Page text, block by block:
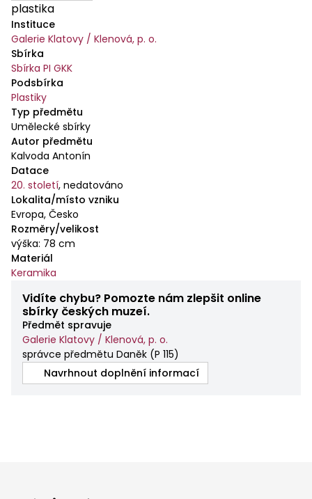
plastika
Instituce
Galerie Klatovy / Klenová, p. o.
Sbírka
Sbírka PI GKK
Podsbírka
Plastiky
Typ předmětu
Umělecké sbírky
Autor předmětu
Kalvoda Antonín
Datace
20. století, nedatováno
Lokalita/místo vzniku
Evropa, Česko
Rozměry/velikost
výška: 78 cm
Materiál
Keramika
Vidíte chybu? Pomozte nám zlepšit online
sbírky českých muzeí.
Předmět spravuje
Galerie Klatovy / Klenová, p. o.
správce předmětu Daněk (P 115)
Navrhnout doplnění informací